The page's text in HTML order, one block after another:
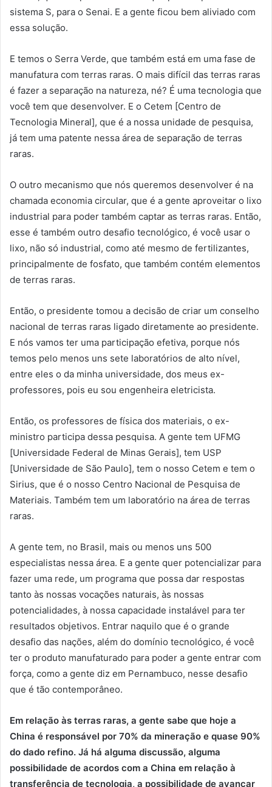
sistema S, para o Senai. E a gente ficou bem aliviado com
essa solução.
E temos o Serra Verde, que também está em uma fase de
manufatura com terras raras. O mais difícil das terras raras
é fazer a separação na natureza, né? É uma tecnologia que
você tem que desenvolver. E o Cetem [Centro de
Tecnologia Mineral], que é a nossa unidade de pesquisa,
já tem uma patente nessa área de separação de terras
raras.
O outro mecanismo que nós queremos desenvolver é na
chamada economia circular, que é a gente aproveitar o lixo
industrial para poder também captar as terras raras. Então,
esse é também outro desafio tecnológico, é você usar o
lixo, não só industrial, como até mesmo de fertilizantes,
principalmente de fosfato, que também contém elementos
de terras raras.
Então, o presidente tomou a decisão de criar um conselho
nacional de terras raras ligado diretamente ao presidente.
E nós vamos ter uma participação efetiva, porque nós
temos pelo menos uns sete laboratórios de alto nível,
entre eles o da minha universidade, dos meus ex-
professores, pois eu sou engenheira eletricista.
Então, os professores de física dos materiais, o ex-
ministro participa dessa pesquisa. A gente tem UFMG
[Universidade Federal de Minas Gerais], tem USP
[Universidade de São Paulo], tem o nosso Cetem e tem o
Sirius, que é o nosso Centro Nacional de Pesquisa de
Materiais. Também tem um laboratório na área de terras
raras.
A gente tem, no Brasil, mais ou menos uns 500
especialistas nessa área. E a gente quer potencializar para
fazer uma rede, um programa que possa dar respostas
tanto às nossas vocações naturais, às nossas
potencialidades, à nossa capacidade instalável para ter
resultados objetivos. Entrar naquilo que é o grande
desafio das nações, além do domínio tecnológico, é você
ter o produto manufaturado para poder a gente entrar com
força, como a gente diz em Pernambuco, nesse desafio
que é tão contemporâneo.
Em relação às terras raras, a gente sabe que hoje a
China é responsável por 70% da mineração e quase 90%
do dado refino. Já há alguma discussão, alguma
possibilidade de acordos com a China em relação à
transferência de tecnologia, a possibilidade de avançar